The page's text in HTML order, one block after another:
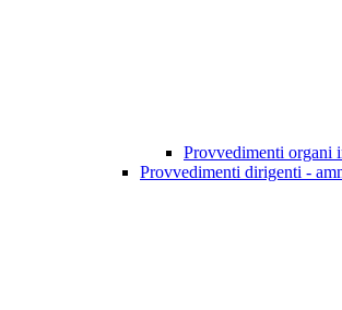
Provvedimenti organi
Provvedimenti dirigenti -